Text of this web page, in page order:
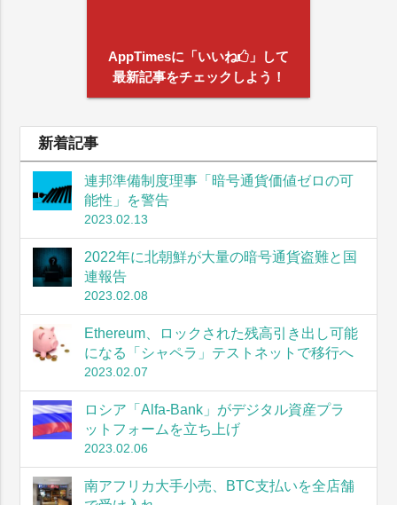
AppTimesに「いいね
」して
最新記事をチェックしよう！
新着記事
連邦準備制度理事「暗号通貨価値ゼロの可
能性」を警告
2023.02.13
2022年に北朝鮮が大量の暗号通貨盗難と国
連報告
2023.02.08
Ethereum、ロックされた残高引き出し可能
になる「シャペラ」テストネットで移行へ
2023.02.07
ロシア「Alfa-Bank」がデジタル資産プラ
ットフォームを立ち上げ
2023.02.06
南アフリカ大手小売、BTC支払いを全店舗